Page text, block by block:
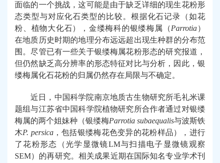
面临的一个挑战，这可能是由于缺乏详细的现生花粉形
态类型与对应化石类型的比较。根据化石记录（如花
粉、植物大化石），金缕梅科的银缕梅属（Parrotia）
在地质历史时期的地理分布远远超出现生种群的分布范
围。尽管已有一些关于银缕梅属花粉形态的研究报道，
但仍然缺乏高分辨率的形态特征对比与分析，因此， 银
缕梅属化石花粉的归属仍然存在局限与不确定。
近日，中国科学院南京地质古生物研究所毛礼米课
题组与江苏省中国科学院植物研究所合作者通过对银缕
梅属的两个姐妹种（银缕梅Parrotia subaequalis与波斯铁
木P. persica，包括银缕梅花色变异的花粉样品），进行
了花粉形态（光学显微镜LM与扫描电子显微镜观察
SEM）的再研究。 相关成果近期在国际知名专业学术刊